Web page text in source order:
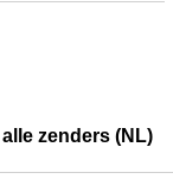
zenders (NL)